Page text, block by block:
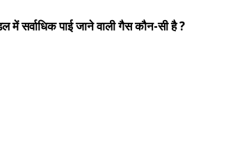
सर्वाधिक पाई जाने वाली गैस कौन-सी है ?